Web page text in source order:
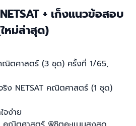
+ เก็งแนวข้อสอบ
หม่ล่าสุด)
คณิตศาสตร์ (3 ชุด) ครั้งที่ 1/65,
ริง NETSAT คณิตศาสตร์ (1 ชุด)
จง่าย